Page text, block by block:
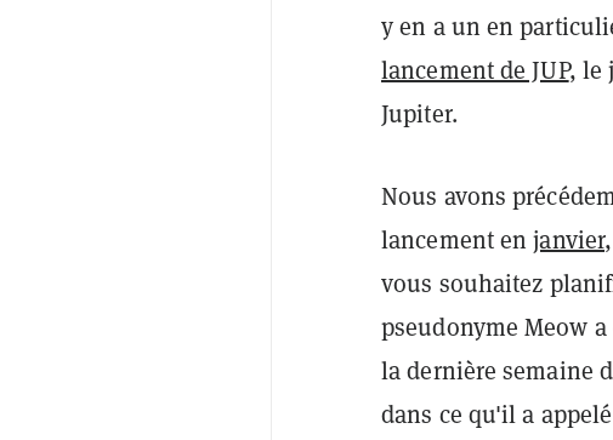
y en a un en
lancement de JUP, le
Jupiter.
Nous avons
lancement enjanvier
vous souhaitez
pseudonyme Meow
la dernière semaine
dans ce qu'il a